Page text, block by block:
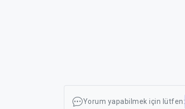
Yorum yapabilmek için lütfen: